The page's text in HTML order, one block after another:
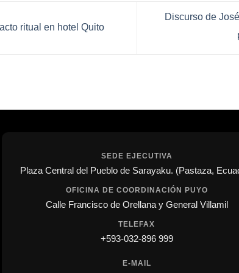
ritual en hotel Quito
Discurso de
SEDE EJECUTIVA
Plaza Central del Pueblo de Sarayaku. (Pastaza,
OFICINA DE COORDINACIÓN PUYO
Calle Francisco de Orellana y General Villamil
TELEFAX
+593-032-896 999
E-MAIL